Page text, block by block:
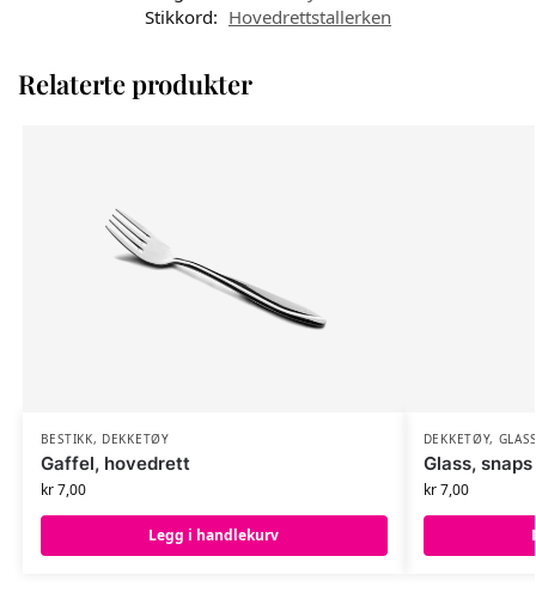
Stikkord: Hovedrettstallerken
Relaterte produkter
BESTIKK, DEKKETØY
Gaffel, hovedrett
kr7,00
Legg i handlekurv
DEKKETØY, GLASS
Glass,
kr7,00